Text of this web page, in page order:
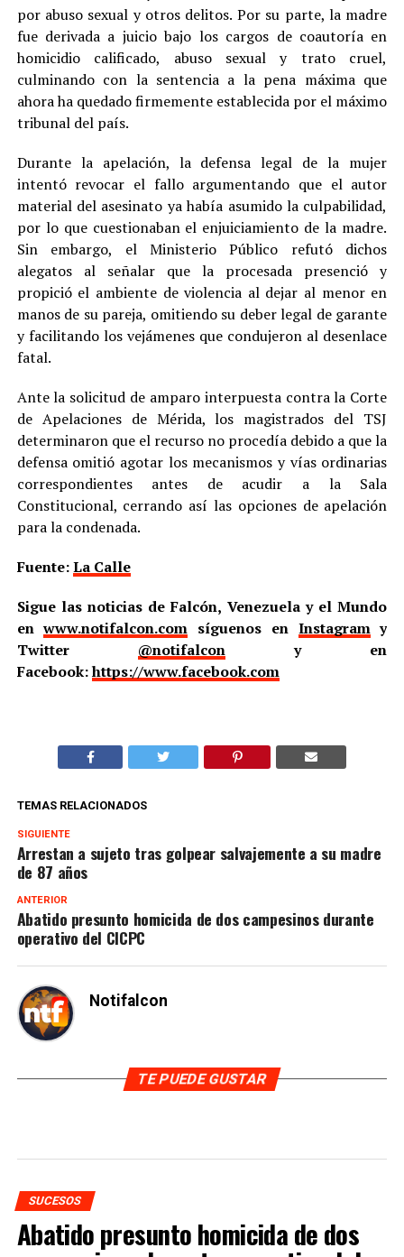
por abuso sexual y otros delitos. Por su parte, la madre
fue derivada a juicio bajo los cargos de coautoría en
homicidio calificado, abuso sexual y trato cruel,
culminando con la sentencia a la pena máxima que
ahora ha quedado firmemente establecida por el máximo
tribunal del país.
Durante la apelación, la defensa legal de la mujer
intentó revocar el fallo argumentando que el autor
material del asesinato ya había asumido la culpabilidad,
por lo que cuestionaban el enjuiciamiento de la madre.
Sin embargo, el Ministerio Público refutó dichos
alegatos al señalar que la procesada presenció y
propició el ambiente de violencia al dejar al menor en
manos de su pareja, omitiendo su deber legal de garante
y facilitando los vejámenes que condujeron al desenlace
fatal.
Ante la solicitud de amparo interpuesta contra la Corte
de Apelaciones de Mérida, los magistrados del TSJ
determinaron que el recurso no procedía debido a que la
defensa omitió agotar los mecanismos y vías ordinarias
correspondientes antes de acudir a la Sala
Constitucional, cerrando así las opciones de apelación
para la condenada.
Fuente:La Calle
Sigue las noticias de Falcón, Venezuela y el Mundo
enwww.notifalcon.com síguenos en Instagramy
Twitter @notifalcony en
Facebook:https://www.facebook.com
TEMAS RELACIONADOS
SIGUIENTE
Arrestan a sujeto tras golpear salvajemente a su madre
de 87 años
ANTERIOR
Abatido presunto homicida de dos campesinos durante
operativo del CICPC
Notifalcon
TE PUEDE GUSTAR
SUCESOS
Abatido presunto homicida de dos